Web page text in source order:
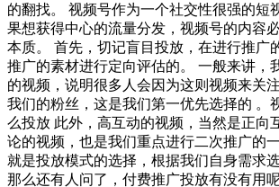
的翻找。 视频号作为一个社交性很强的短
果想获得中心的流量分发，视频号的内容
本质。 首先，切记盲目投放，在进行推广
推广的素材进行定向评估的。 一般来讲，
的视频，说明很多人会因为这则视频来关
我们的粉丝，这是我们第一优先选择的 。
么投放 此外，高互动的视频，当然是正向
论的视频，‌‌也是我们重点进行‌‌二次推广的
就是投放模式的选择，根据我们自身需求
那么还有人问了，付费推广投放有没有用